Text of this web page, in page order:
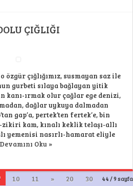
ÇIĞLIĞI
özgür çığlığımız, susmayan saz ile
gurbeti sılaya bağlayan yitik
ırmak olur çağlar ege denizi,
dağlar uykuya dalmadan
gap’a, pertek’ten fertek’e, bin
kam, kınalı keklik telaşı-allı
yemenisi nasırlı-hamarat eliyle
Devamını Oku »
44 / 9 sayfa
10 11 » 20
30